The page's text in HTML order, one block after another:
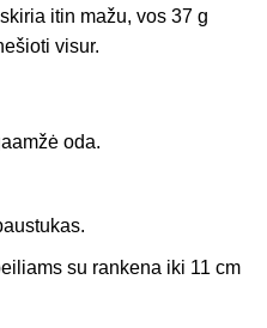
itin mažu, vos 37 g
visur.
oda.
su rankena iki 11 cm